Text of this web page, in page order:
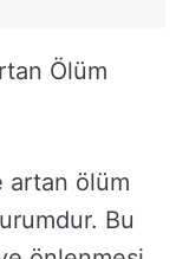
Ölüm
artan ölüm
Bu